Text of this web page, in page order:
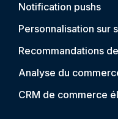
Notification pushs
Personnalisation sur
Recommandations
Analyse du
CRM de commerce